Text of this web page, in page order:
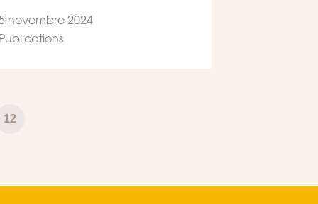
novembre 2024
Page
12